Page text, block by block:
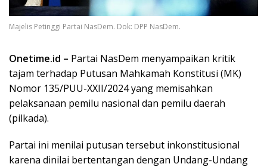
Majelis Petinggi Partai NasDem. Dok: DPP NasDem.
Onetime.id – Partai NasDem menyampaikan kritik
tajam terhadap Putusan Mahkamah Konstitusi (MK)
Nomor 135/PUU-XXII/2024 yang memisahkan
pelaksanaan pemilu nasional dan pemilu daerah
(pilkada).
Partai ini menilai putusan tersebut inkonstitusional
karena dinilai bertentangan dengan Undang-Undang